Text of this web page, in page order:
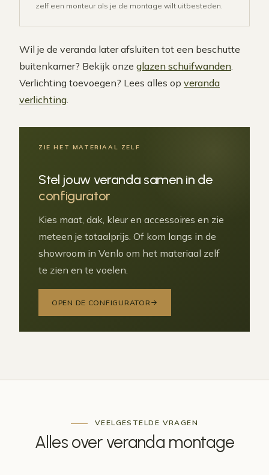
zelf een monteur als je de montage wilt uitbesteden.
Wil je de veranda later afsluiten tot een beschutte
buitenkamer? Bekijk onze glazen schuifwanden.
Verlichting toevoegen? Lees alles op veranda
verlichting.
ZIE HET MATERIAAL ZELF
Stel jouw veranda samen in de
configurator
Kies maat, dak, kleur en accessoires en zie
meteen je totaalprijs. Of kom langs in de
showroom in Venlo om het materiaal zelf
te zien en te voelen.
OPEN DE CONFIGURATOR
VEELGESTELDE VRAGEN
Alles over veranda montage